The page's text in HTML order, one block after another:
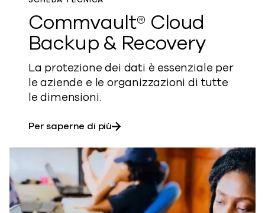
Commvault® Cloud
Backup & Recovery
La protezione dei dati è essenziale per
le aziende e le organizzazioni di tutte
le dimensioni.
Per saperne di piùsu Commvault® Cloud Backup &